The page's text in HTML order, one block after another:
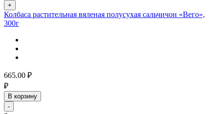
+
Колбаса растительная вяленая полусухая сальчичон «Вего»,
300г
665.00 ₽
₽
В корзину
-